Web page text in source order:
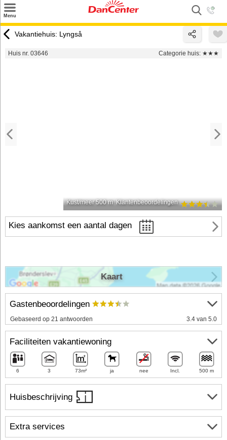
Menu
Inspiratie
Vakantiehuis: Lyngså
Huis nr. 03646 Categorie huis: ★★★
Kust/meer 500 m Klantenbeoordelingen
Kies aankomst een aantal dagen
Huisbeschrijving
Gastenbeoordelingen
Gebaseerd op 21 antwoorden 3.4 van 5.0
Faciliteiten vakantiewoning
6 3 73m² ja nee Incl. 500 m
Extra services
Kaart